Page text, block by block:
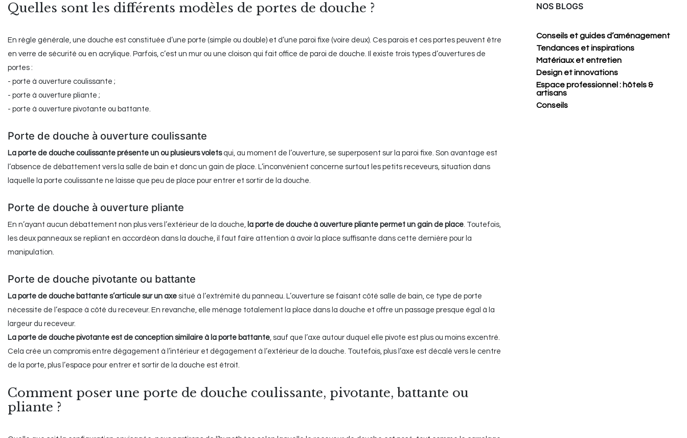
Quelles sont les différents modèles de portes de douche ?
En règle générale, une douche est constituée d’une porte (simple ou double) et d’une paroi fixe (voire deux). Ces parois et ces portes peuvent être
en verre de sécurité ou en acrylique. Parfois, c’est un mur ou une cloison qui fait office de paroi de douche. Il existe trois types d’ouvertures de
portes :
- porte à ouverture coulissante ;
- porte à ouverture pliante ;
- porte à ouverture pivotante ou battante.
Porte de douche à ouverture coulissante
La porte de douche coulissante présente un ou plusieurs voletsqui, au moment de l’ouverture, se superposent sur la paroi fixe. Son avantage est
l’absence de débattement vers la salle de bain et donc un gain de place. L’inconvénient concerne surtout les petits receveurs, situation dans
laquelle la porte coulissante ne laisse que peu de place pour entrer et sortir de la douche.
Porte de douche à ouverture pliante
En n’ayant aucun débattement non plus vers l’extérieur de la douche, la porte de douche à ouverture pliante permet un gain de place. Toutefois,
les deux panneaux se repliant en accordéon dans la douche, il faut faire attention à avoir la place suffisante dans cette dernière pour la
manipulation.
Porte de douche pivotante ou battante
La porte de douche battante s’articule sur un axe situé à l’extrémité du panneau. L’ouverture se faisant côté salle de bain, ce type de porte
nécessite de l’espace à côté du receveur. En revanche, elle ménage totalement la place dans la douche et offre un passage presque égal à la
largeur du receveur.
La porte de douche pivotante est de conception similaire à la porte battante, sauf que l’axe autour duquel elle pivote est plus ou moins excentré.
Cela crée un compromis entre dégagement à l’intérieur et dégagement à l’extérieur de la douche. Toutefois, plus l’axe est décalé vers le centre
de la porte, plus l’espace pour entrer et sortir de la douche est étroit.
Comment poser une porte de douche coulissante, pivotante, battante ou
pliante ?
NOS BLOGS
Conseils et guides d’aménagement
Tendances et inspirations
Matériaux et entretien
Design et innovations
Espace professionnel : hôtels &
artisans
Conseils